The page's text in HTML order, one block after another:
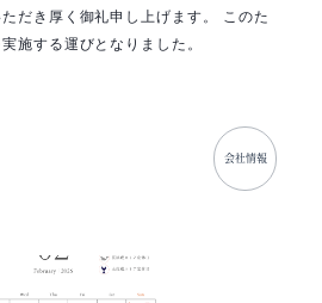
だき厚く御礼申し上げます。 このた
施する運びとなりました。
会社情報